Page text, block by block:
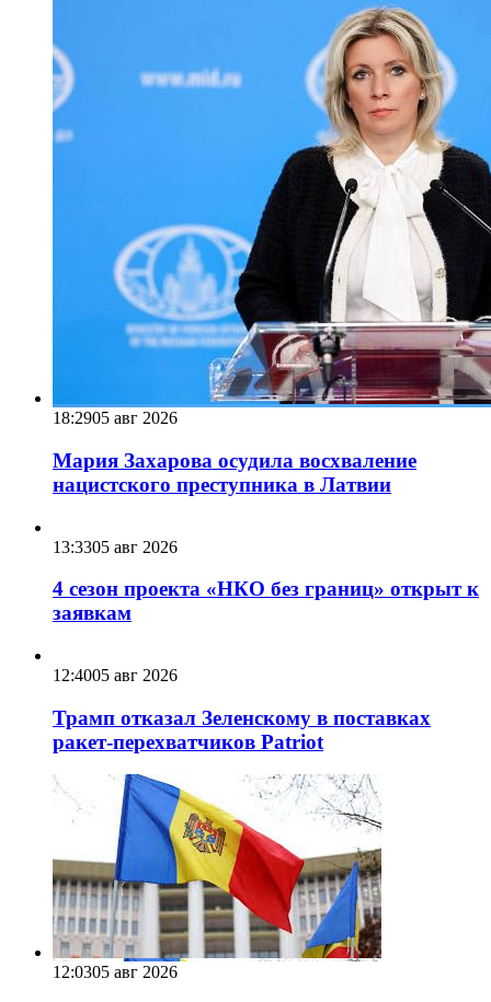
18:2905 авг 2026
Мария Захарова осудила восхваление
нацистского преступника в Латвии
13:3305 авг 2026
4 сезон проекта «НКО без границ» открыт к
заявкам
12:4005 авг 2026
Трамп отказал Зеленскому в поставках
ракет-перехватчиков Patriot
12:0305 авг 2026